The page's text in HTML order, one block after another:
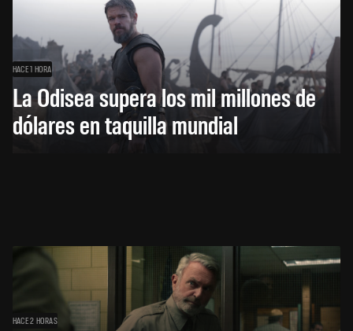
HACE 1 HORA
La Odisea supera los mil millones de
dólares en taquilla mundial
HACE 2 HORAS